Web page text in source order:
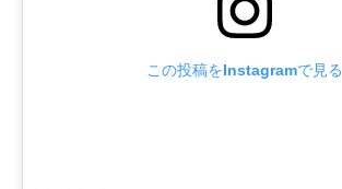
この投稿をInstagramで見る